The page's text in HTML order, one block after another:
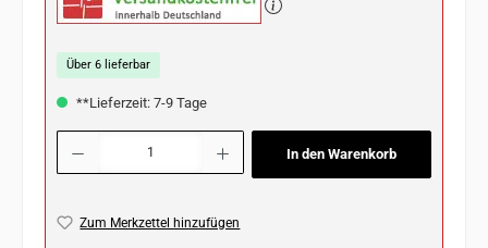
Über 6 lieferbar
**Lieferzeit: 7-9 Tage
Produkt Anzahl: Gib den gewünschten Wert ein oder benutze die Schaltflächen
In den Warenkorb
Zum Merkzettel hinzufügen